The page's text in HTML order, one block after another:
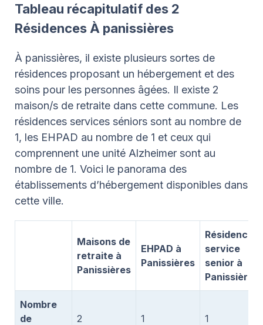
Tableau récapitulatif des 2
Résidences À panissières
À panissières, il existe plusieurs sortes de
résidences proposant un hébergement et des
soins pour les personnes âgées. Il existe 2
maison/s de retraite dans cette commune. Les
résidences services séniors sont au nombre de
1, les EHPAD au nombre de 1 et ceux qui
comprennent une unité Alzheimer sont au
nombre de 1. Voici le panorama des
établissements d’hébergement disponibles dans
cette ville.
Maisons de
retraite à
Panissières
EHPAD à
Panissières
Résidence
service
senior à
Panissières
Nombre
de
2 1 1